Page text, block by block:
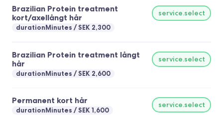
Brazilian Protein treatment
kort/axellångt hår
durationMinutes SEK 2,300
service.select
Brazilian Protein treatment långt
hår
durationMinutes SEK 2,600
service.select
Permanent kort hår
durationMinutes SEK 1,600
service.select